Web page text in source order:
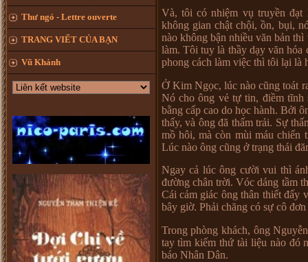
Thư ngỏ - Lettre ouverte
TRANG VIẾT CỦA BẠN
Vũ Khánh
Và, tôi có nhiệm vụ truyền đạt
không gian chật chội,ồn, bụi,
nào không bận nhiều văn bản thì
làm. Tôi tuy là thầy dạy văn hóa
phong cách làm việc thì tôi lại là
ỞKim Ngọc, lúc nào cũng toát
Nó cho ông vẻtựtin, điềm tĩnh
bằng cấp cao do học hành. Bởi
thấy, và ông đã thấm trải. Sựthấ
mồhôi, mà còn mùi máu chiến
Lúc nào ông cũng ởtrạng thái
Ngay cả lúc ông cười vui thì
đường chân trời. Vóc dáng tầm th
Cái cảm giác ông thân thiết đấy
bây giờ. Phải chăng có sựcô đơn
Trong phòng khách, ông Nguyễ
tay tìm kiếm thứ tài liệu nào đó
báo Nhân Dân.